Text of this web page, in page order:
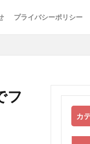
プライバシーポリシー
フ
カ